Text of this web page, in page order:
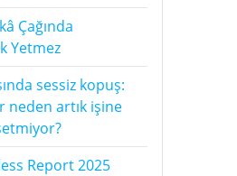
Çağında
Yetmez
sessiz kopuş:
neden artık işine
Report 2025